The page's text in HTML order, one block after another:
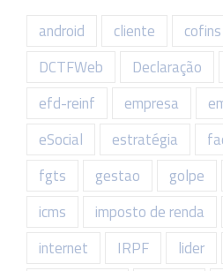
android cliente cofins
DCTFWeb
Declaração
efd-reinf
empresa
eSocial
estratégia
fgts
gestao golpe
icms
imposto de renda
internet
IRPF lider